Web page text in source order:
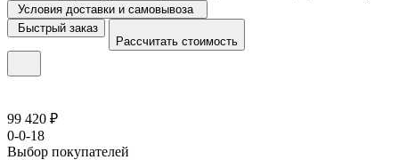
Условия доставки и самовывоза
Быстрый заказ
Рассчитать стоимость
99 420 ₽
0-0-18
Выбор покупателей